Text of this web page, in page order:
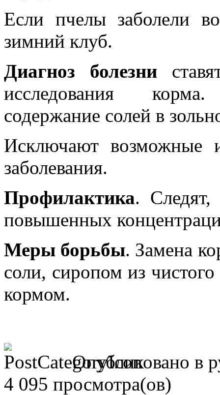
Если пчелы заболели
зимний клуб.
Диагноз болезни
исследования
содержание солей в
Исключают возможные
заболевания.
Профилактика.
повышенных
Меры борьбы. Замена
соли, сиропом из
кормом.
Опубликовано в
4 095 просмотра(ов)